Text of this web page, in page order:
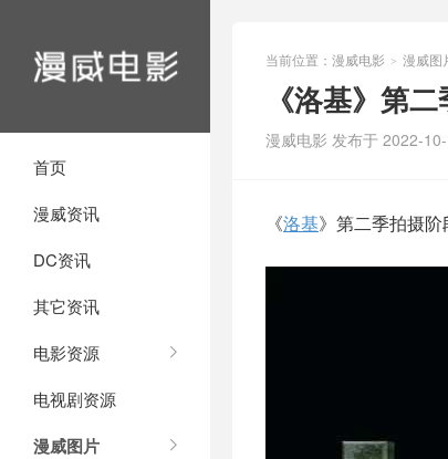
首页
漫威资讯
DC资讯
其它资讯
电影资源
电视剧资源
漫威图片
当前位置： 漫威电影 > 漫威图
《洛基》第
漫威电影 发布于 2022-
《洛基》第二季拍摄